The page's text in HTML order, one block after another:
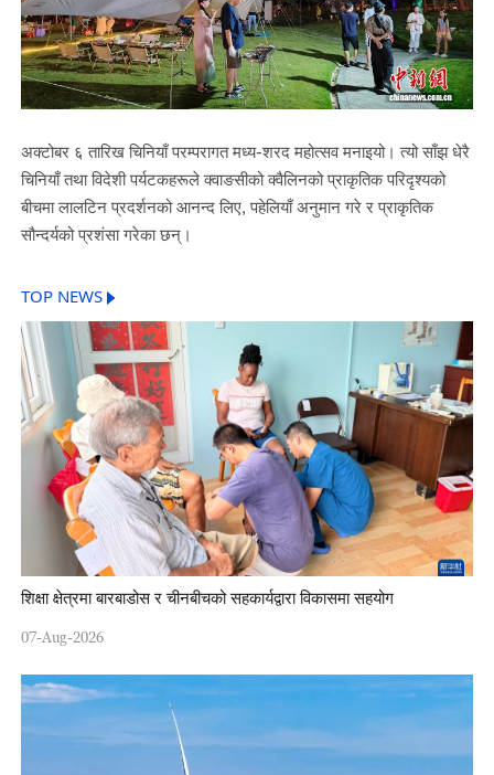
अक्टोबर ६ तारिख चिनियाँ परम्परागत मध्य-शरद महोत्सव मनाइयो। त्यो साँझ धेरै
चिनियाँ तथा विदेशी पर्यटकहरूले क्वाङसीको क्वैलिनको प्राकृतिक परिदृश्यको
बीचमा लालटिन प्रदर्शनको आनन्द लिए, पहेलियाँ अनुमान गरे र प्राकृतिक
सौन्दर्यको प्रशंसा गरेका छन्।
TOP NEWS
शिक्षा क्षेत्रमा बारबाडोस र चीनबीचको सहकार्यद्वारा विकासमा सहयोग
07-Aug-2026